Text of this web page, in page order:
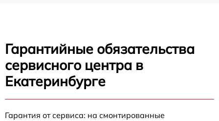
Гарантийные обязательства
сервисного центра в
Екатеринбурге
Гарантия от сервиса: на смонтированные